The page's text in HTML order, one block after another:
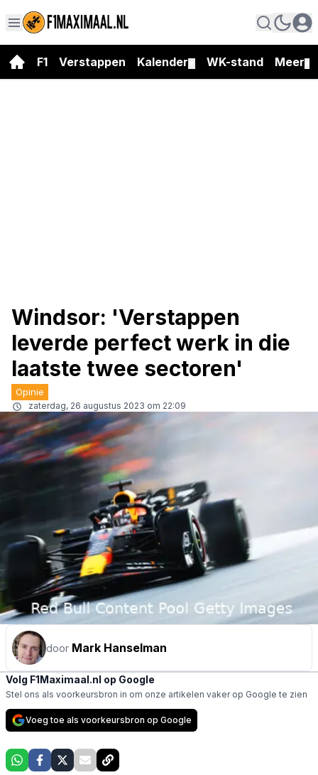
F1 Verstappen Kalender WK-stand Meer
Windsor: 'Verstappen
leverde perfect werk in die
laatste twee sectoren'
Opinie
zaterdag, 26 augustus 2023 om 22:09
door Mark Hanselman
Volg F1Maximaal.nl op Google
Stel ons als voorkeursbron in om onze artikelen vaker op Google te zien
Voeg toe als voorkeursbron op Google